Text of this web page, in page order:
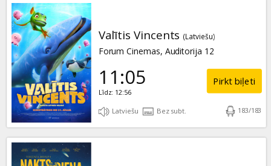
Valītis Vincents (Latviešu)
Forum Cinemas, Auditorija 12
11:05
Līdz: 12:56
Pirkt biļeti
Latviešu Bez subt. 183/183